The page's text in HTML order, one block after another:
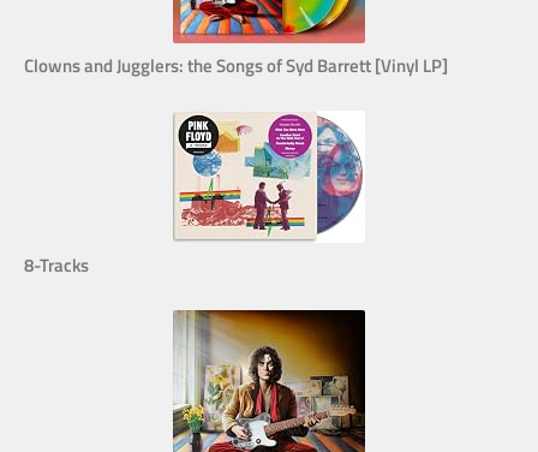
Clowns and Jugglers: the Songs of Syd Barrett [Vinyl LP]
8-Tracks